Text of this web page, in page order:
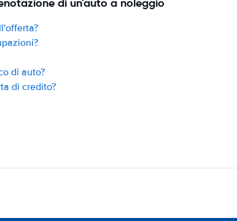
di un'auto a noleggio
di auto?
di credito?